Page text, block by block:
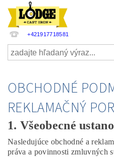
+421917718581
OBCHODNÉ
REKLAMAČNÝ
1. Všeobecné
Nasledujúce obchodné a
práva a povinnosti zmluvných